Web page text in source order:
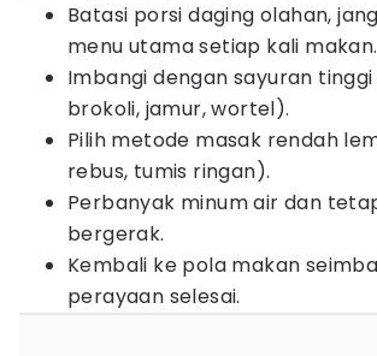
Batasi porsi daging olahan,
menu utama setiap kali makan.
Imbangi dengan sayuran
brokoli, jamur, wortel).
Pilih metode masak rendah
rebus, tumis ringan).
Perbanyak minum air dan
bergerak.
Kembali ke pola makan
perayaan selesai.